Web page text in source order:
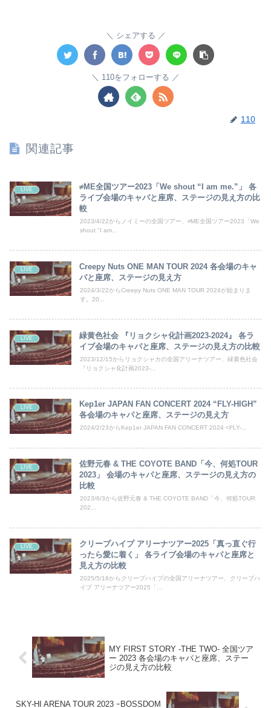
シェアする
110をフォローする
110
関連記事
LIVE
≠ME全国ツアー2023「We shout “I am me.”」 各
ライブ会場のキャパと座席、ステージの見え方の比
較
2023/4/22からノイミーの全国ツアー、≠ME全国ツアー2023「We
shout "I am...
LIVE
Creepy Nuts ONE MAN TOUR 2024 各会場のキャ
パと座席、ステージの見え方
2024/3/22からCreepy Nuts ONE MAN TOUR 2024が始まりま
す。20...
LIVE
緑黄色社会 『リョクシャ化計画2023-2024』 各ラ
イブ会場のキャパと座席、ステージの見え方の比較
2023/12/15からリョクシャカの全国アリーナツアー、緑黄色社会
『リョクシャ化計画2023-...
LIVE
Kep1er JAPAN FAN CONCERT 2024 “FLY-HIGH”
各会場のキャパと座席、ステージの見え方
2024/2/23からKep1er JAPAN FAN CONCERT 2024 <FLY-...
LIVE
佐野元春 & THE COYOTE BAND「今、何処TOUR
2023」 会場のキャパと座席、ステージの見え方の
比較
2023/6/3から佐野元春 & THE COYOTE BAND「今、何処TOUR
202...
LIVE
クリープハイプ アリーナツアー2025「真っ直ぐ行
ったら愛に着く」 各ライブ会場のキャパと座席と
見え方の比較
2025/5/18からクリープハイプの全国アリーナツアー、クリープハ
イプ アリーナツアー2025「...
MY FIRST STORY -THE TWO- 全国ツア
ー 2023 各会場のキャパと座席、ステー
ジの見え方の比較
SKY-HI ARENA TOUR 2023 ｰBOSSDOM